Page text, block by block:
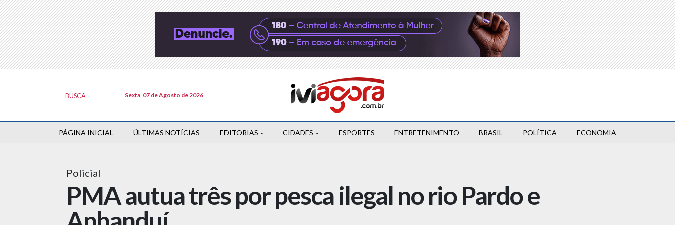
BUSCA Sexta, 07 de Agosto de 2026
PÁGINA INICIAL ÚLTIMAS NOTÍCIAS EDITORIAS CIDADES ESPORTES ENTRETENIMENTO BRASIL POLÍTICA ECONOMIA
Policial
PMA autua três por pesca ilegal no rio Pardo e